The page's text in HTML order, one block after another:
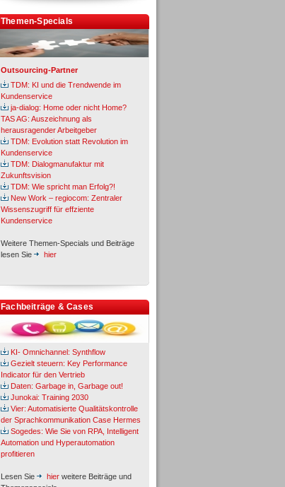
Themen-Specials
Outsourcing-Partner
TDM: KI und die Trendwende im
Kundenservice
ja-dialog: Home oder nicht Home?
TAS AG: Auszeichnung als
herausragender Arbeitgeber
TDM: Evolution statt Revolution im
Kundenservice
TDM: Dialogmanufaktur mit
Zukunftsvision
TDM: Wie spricht man Erfolg?!
New Work – regiocom: Zentraler
Wissenszugriff für effziente
Kundenservice
Weitere Themen-Specials und Beiträge
lesen Sie
hier
Fachbeiträge & Cases
KI- Omnichannel: Synthflow
Gezielt steuern: Key Performance
Indicator für den Vertrieb
Daten: Garbage in, Garbage out!
Junokai: Training 2030
Vier: Automatisierte Qualitätskontrolle
der Sprachkommunikation Case Hermes
Sogedes: Wie Sie von RPA, Intelligent
Automation und Hyperautomation
profitieren
Lesen Sie hier weitere Beiträge und